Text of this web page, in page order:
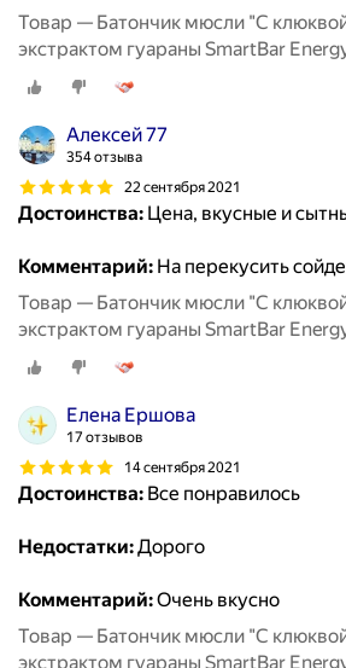
Товар — Батончик мюсли "С
экстрактом гуараны SmartBar
Алексей 77
354 отзыва
22 сентября 2021
Достоинства: Цена, вкусные и
Комментарий: На перекусить
Товар — Батончик мюсли "С
экстрактом гуараны SmartBar
Елена Ершова
17 отзывов
14 сентября 2021
Достоинства: Все понравилось
Недостатки:Дорого
Комментарий:Очень вкусно
Товар — Батончик мюсли "С
экстрактом гуараны SmartBar